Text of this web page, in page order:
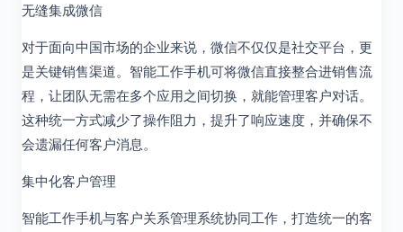
无缝集成微信
对于面向中国市场的企业来说，微信不仅仅是社交平台，更
是关键销售渠道。智能工作手机可将微信直接整合进销售流
程，让团队无需在多个应用之间切换，就能管理客户对话。
这种统一方式减少了操作阻力，提升了响应速度，并确保不
会遗漏任何客户消息。
集中化客户管理
智能工作手机与客户关系管理系统协同工作，打造统一的客